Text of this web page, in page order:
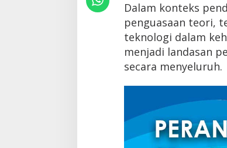
Dalam konteks
penguasaan teori,
teknologi dalam
menjadi landasan
secara menyeluruh.